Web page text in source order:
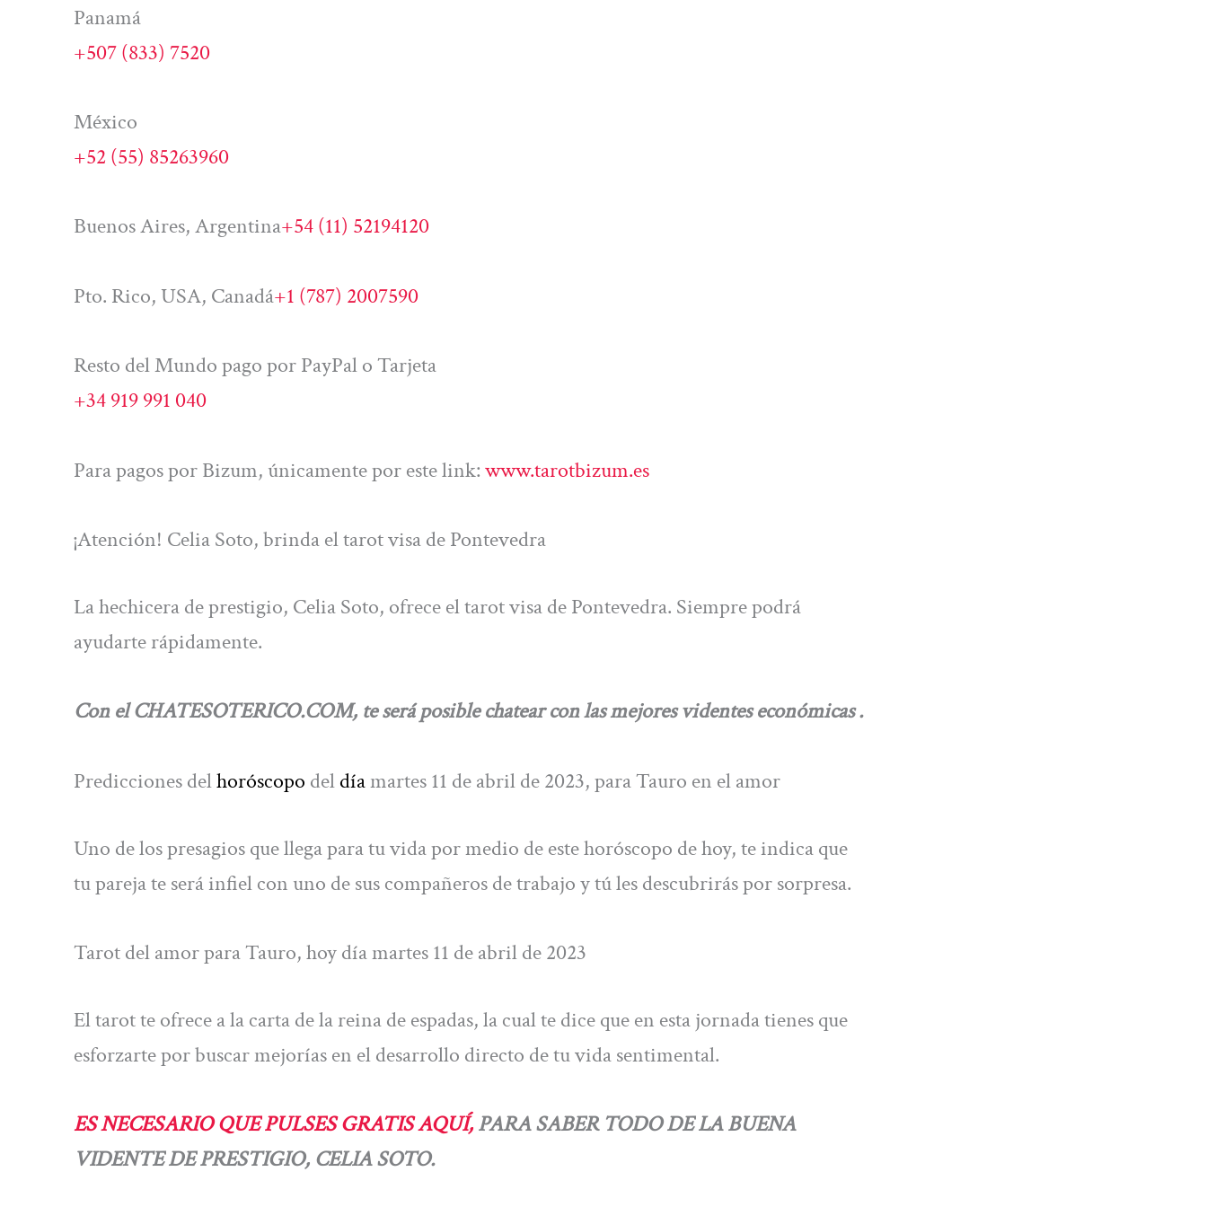
Panamá
+507 (833) 7520
México
+52 (55) 85263960
Buenos Aires, Argentina+54 (11) 52194120
Pto. Rico, USA, Canadá+1 (787) 2007590
Resto del Mundo pago por PayPal o Tarjeta
+34 919 991 040
Para pagos por Bizum, únicamente por este link:www.tarotbizum.es
¡Atención! Celia Soto, brinda el tarot visa de Pontevedra
La hechicera de prestigio, Celia Soto, ofrece el tarot visa de Pontevedra. Siempre podrá
ayudarte rápidamente.
Con el CHATESOTERICO.COM, te será posible chatear con las mejores videntes económicas .
Predicciones delhoróscopo deldíamartes 11 de abril de 2023, para Tauro en el amor
Uno de los presagios que llega para tu vida por medio de este horóscopo de hoy, te indica que
tu pareja te será infiel con uno de sus compañeros de trabajo y tú les descubrirás por sorpresa.
Tarot del amor para Tauro, hoy día martes 11 de abril de 2023
El tarot te ofrece a la carta de la reina de espadas, la cual te dice que en esta jornada tienes que
esforzarte por buscar mejorías en el desarrollo directo de tu vida sentimental.
ES NECESARIO QUE PULSES GRATIS AQUÍ,PARA SABER TODO DE LA BUENA
VIDENTE DE PRESTIGIO, CELIA SOTO.